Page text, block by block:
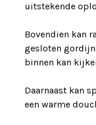
uitstekende
Bovendien kan
gesloten
binnen kan
Daarnaast kan
een warme